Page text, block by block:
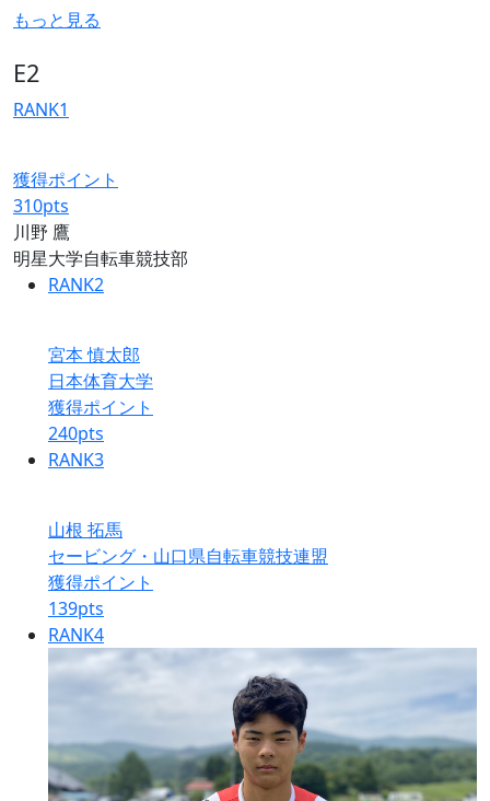
もっと見る
E2
RANK1
獲得ポイント
310pts
川野 鷹
明星大学自転車競技部
RANK2
宮本 慎太郎
日本体育大学
獲得ポイント
240pts
RANK3
山根 拓馬
セービング・山口県自転車競技連盟
獲得ポイント
139pts
RANK4